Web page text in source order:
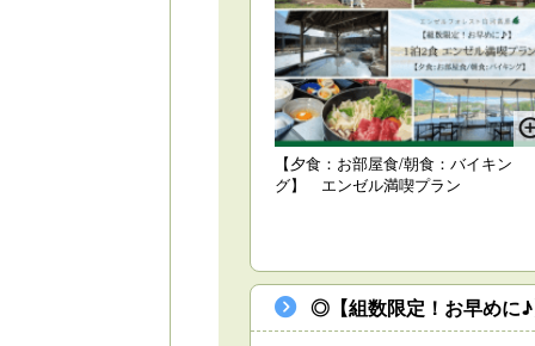
【夕食：お部屋食/朝食：バイキン
グ】 エンゼル満喫プラン
◎【組数限定！お早めに